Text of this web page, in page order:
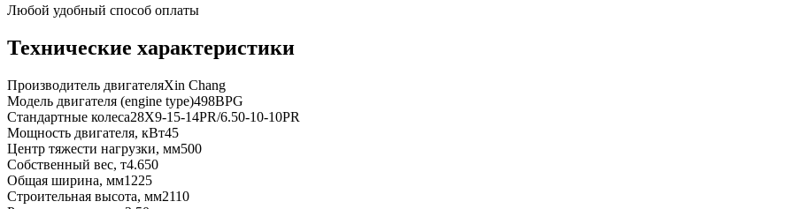
Любой удобный способ оплаты
Технические характеристики
Производитель двигателяXin Chang
Модель двигателя (engine type)498BPG
Стандартные колеса28X9-15-14PR/6.50-10-10PR
Мощность двигателя, кВт45
Центр тяжести нагрузки, мм500
Собственный вес, т4.650
Общая ширина, мм1225
Строительная высота, мм2110